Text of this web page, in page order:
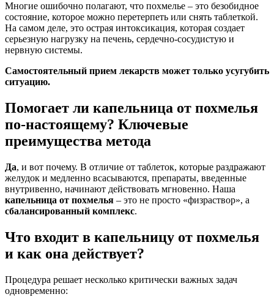
Многие ошибочно полагают, что похмелье – это безобидное
состояние, которое можно перетерпеть или снять таблеткой.
На самом деле, это острая интоксикация, которая создает
серьезную нагрузку на печень, сердечно-сосудистую и
нервную системы.
Самостоятельный прием лекарств может только усугубить
ситуацию.
Помогает ли капельница от похмелья
по-настоящему? Ключевые
преимущества метода
Да, и вот почему. В отличие от таблеток, которые раздражают
желудок и медленно всасываются, препараты, введенные
внутривенно, начинают действовать мгновенно. Наша
капельница от похмелья – это не просто «физраствор», а
сбалансированный комплекс.
Что входит в капельницу от похмелья
и как она действует?
Процедура решает несколько критически важных задач
одновременно: